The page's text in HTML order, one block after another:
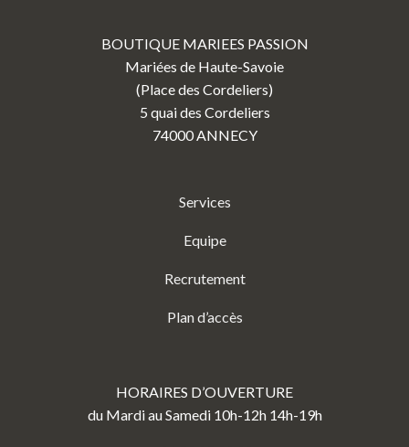
BOUTIQUE MARIEES PASSION
Mariées de Haute-Savoie
(Place des Cordeliers)
5 quai des Cordeliers
74000 ANNECY
Services
Equipe
Recrutement
Plan d’accès
HORAIRES D’OUVERTURE
du Mardi au Samedi 10h-12h 14h-19h